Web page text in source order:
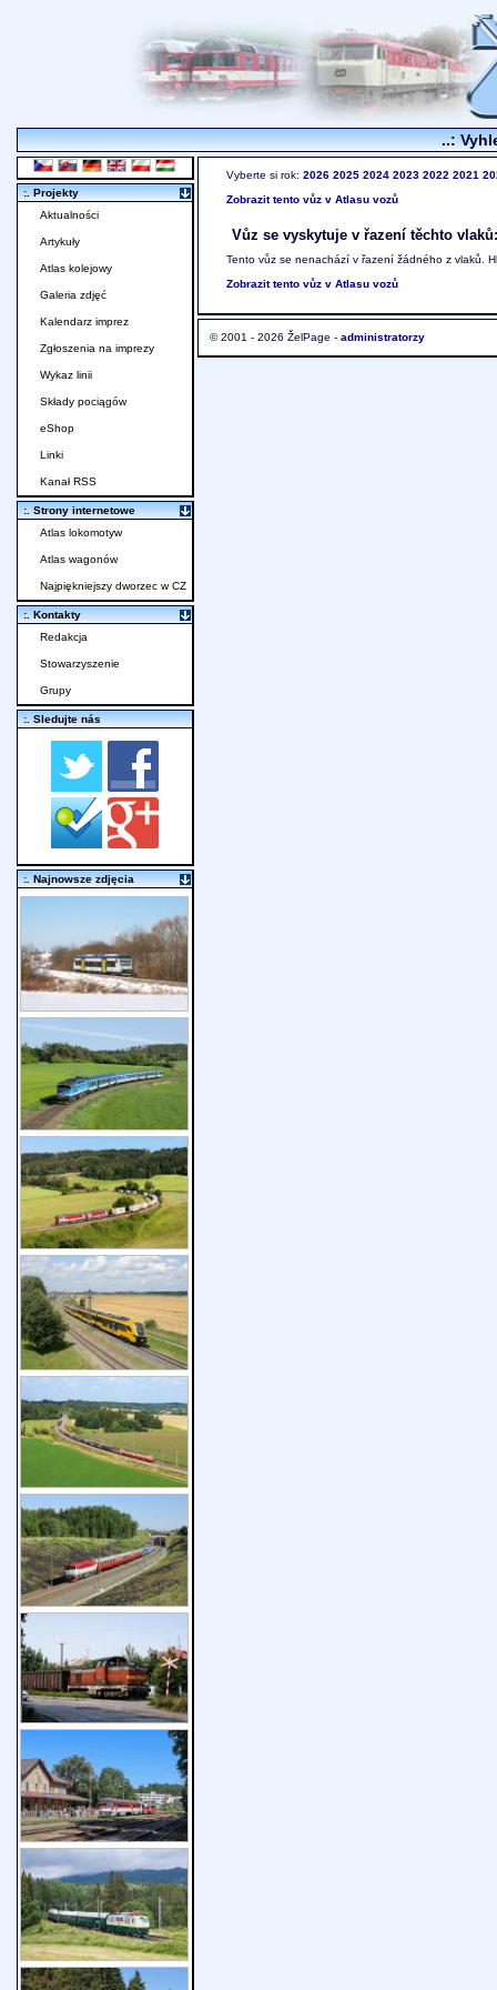
..:
Vyberte si rok: 2026 2025 2024 2023 2022 2021
Zobrazit tento vůz v Atlasu vozů
Vůz se vyskytuje v řazení těchto vlaků:
Tento vůz se nenachází v řazení žádného z vlaků.
Zobrazit tento vůz v Atlasu vozů
© 2001 - 2026 ŽelPage - administratorzy
:. Projekty
Aktualności
Artykuły
Atlas kolejowy
Galeria zdjęć
Kalendarz imprez
Zgłoszenia na imprezy
Wykaz linii
Składy pociągów
eShop
Linki
Kanał RSS
:. Strony internetowe
Atlas lokomotyw
Atlas wagonów
Najpiękniejszy dworzec w CZ
:. Kontakty
Redakcja
Stowarzyszenie
Grupy
:. Sledujte nás
:. Najnowsze zdjęcia